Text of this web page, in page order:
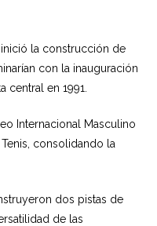
inició la construcción de
con la inauguración
en 1991.
Internacional Masculino
consolidando la
dos pistas de
de las